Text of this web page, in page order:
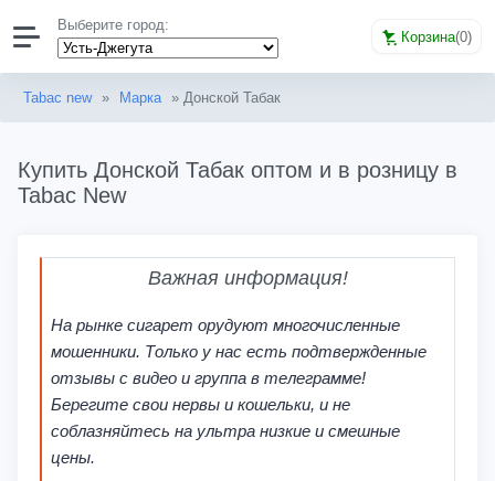
Выберите город:
Корзина(0)
Tabac new » Марка » Донской Табак
Купить Донской Табак оптом и в розницу в
Tabac New
Важная информация!
На рынке сигарет орудуют многочисленные
мошенники. Только у нас есть подтвержденные
отзывы с видео и группа в телеграмме!
Берегите свои нервы и кошельки, и не
соблазняйтесь на ультра низкие и смешные
цены.